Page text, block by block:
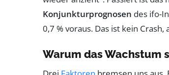
Konjunkturprognosen des ifo-
0,7 % voraus. Das ist kein
Warum das Wachstum